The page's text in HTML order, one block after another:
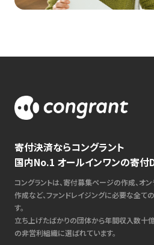
寄付決済ならコングラント
国内No.1 オールインワンの寄付
コングラントは、寄付募集ページの作成、オ
作成など、ファンドレイジングに必要な全て
す。
立ち上げたばかりの団体から年間収入数十
の非営利組織に選ばれています。